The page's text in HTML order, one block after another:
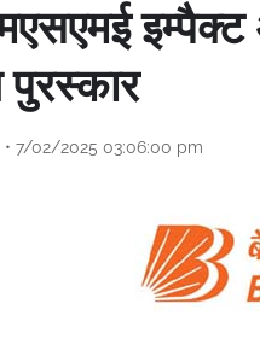
इम्पैक्ट
पुरस्कार
• 7/02/2025 03:06:00 pm